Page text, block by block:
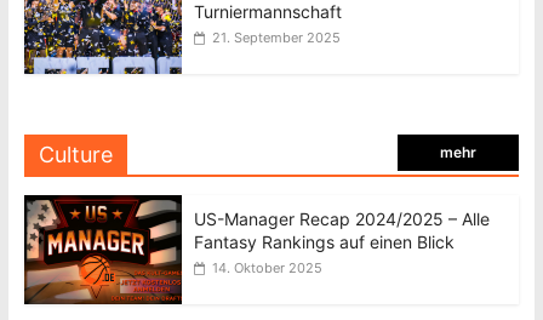
Turniermannschaft
21. September 2025
Culture mehr
US-Manager Recap 2024/2025 – Alle
Fantasy Rankings auf einen Blick
14. Oktober 2025